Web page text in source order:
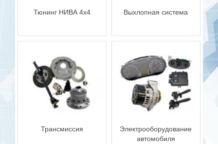
Тюнинг НИВА 4х4 Выхлопная система
Трансмиссия
Электрооборудование
автомобиля